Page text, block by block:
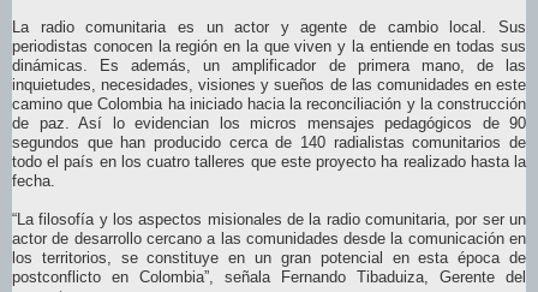
La radio comunitaria es un actor y agente de cambio local. Sus
periodistas conocen la región en la que viven y la entiende en todas sus
dinámicas. Es además, un amplificador de primera mano, de las
inquietudes, necesidades, visiones y sueños de las comunidades en este
camino que Colombia ha iniciado hacia la reconciliación y la construcción
de paz. Así lo evidencian los micros mensajes pedagógicos de 90
segundos que han producido cerca de 140 radialistas comunitarios de
todo el país en los cuatro talleres que este proyecto ha realizado hasta la
fecha.
“La filosofía y los aspectos misionales de la radio comunitaria, por ser un
actor de desarrollo cercano a las comunidades desde la comunicación en
los territorios, se constituye en un gran potencial en esta época de
postconflicto en Colombia”, señala Fernando Tibaduiza, Gerente del